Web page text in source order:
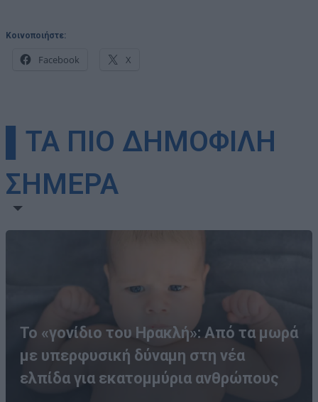
Κοινοποιήστε:
Facebook X
▌ΤΑ ΠΙΟ ΔΗΜΟΦΙΛΗ
ΣΗΜΕΡΑ
Το «γονίδιο του Ηρακλή»: Από τα μωρά
με υπερφυσική δύναμη στη νέα
ελπίδα για εκατομμύρια ανθρώπους